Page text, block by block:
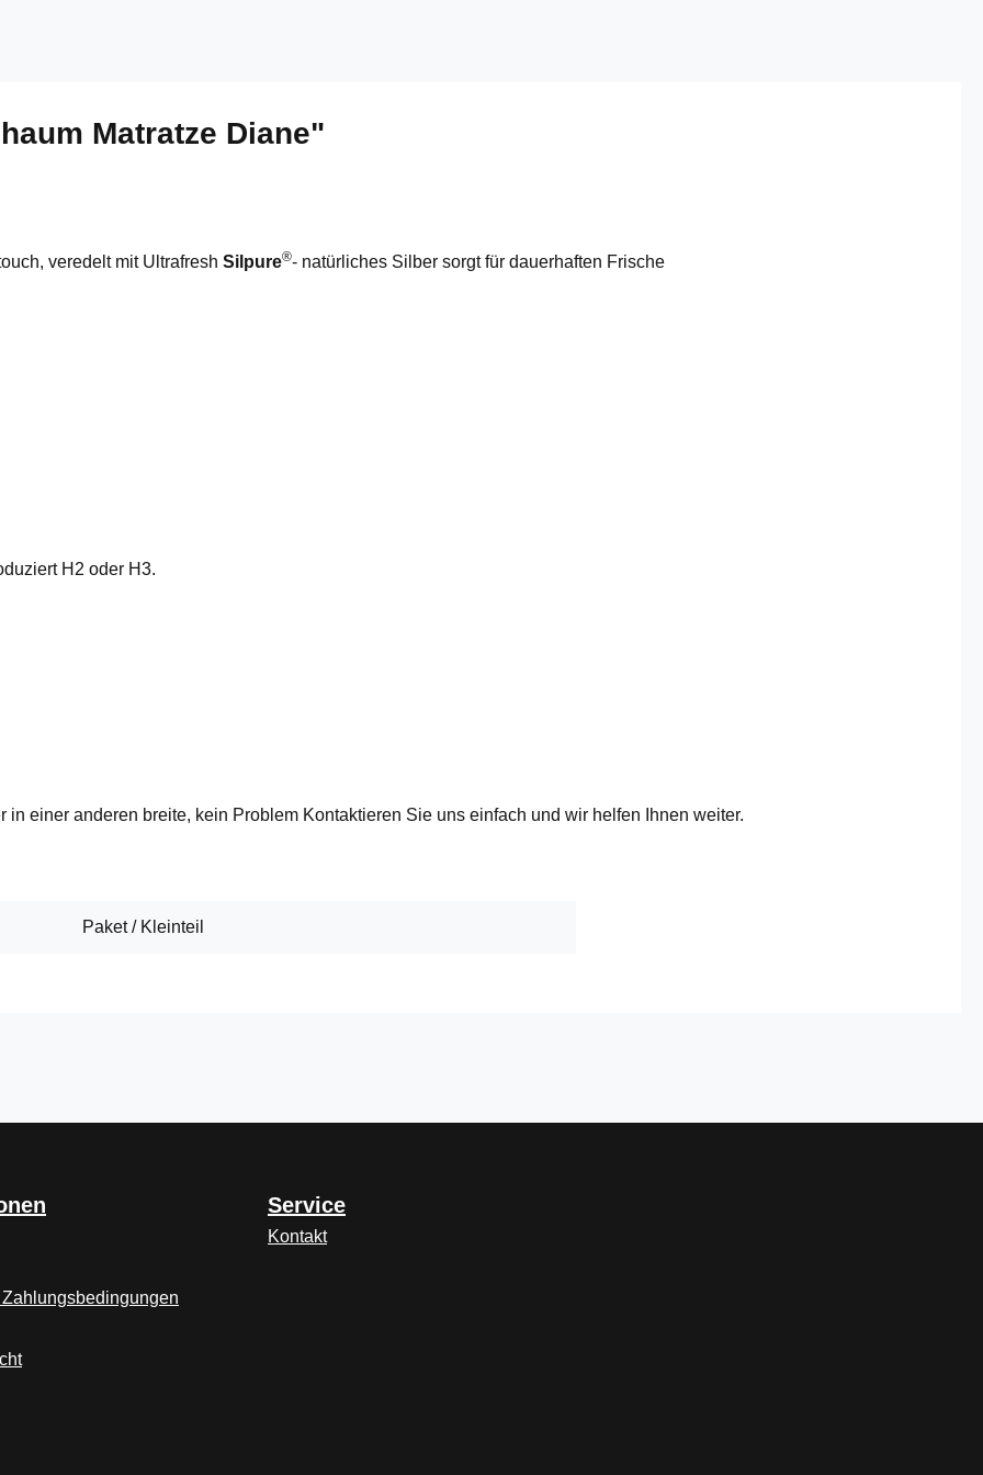
Matratze Diane"
veredelt mit Ultrafresh Silpure®- natürliches Silber sorgt für dauerhaften Frische
H2 oder H3.
in einer anderen breite, kein Problem Kontaktieren Sie uns einfach und wir helfen Ihnen weiter.
Paket / Kleinteil
Service
Kontakt